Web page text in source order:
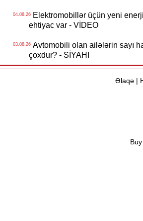
04.08.26Elektromobillər üçün yeni
ehtiyac var - VİDEO
03.08.26Avtomobili olan ailələrin sayı
çoxdur? - SİYAHI
Əlaqə|